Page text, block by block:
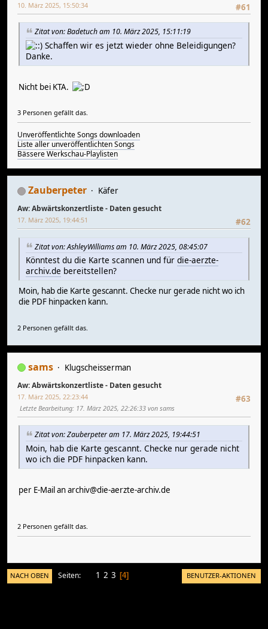
#61
10. März 2025, 15:50:34
Zitat von: Badetuch am 10. März 2025, 15:11:19
Schaffen wir es jetzt wieder ohne Beleidigungen?
Danke.
Nicht bei KTA.
3 Personen gefällt das.
Unveröffentlichte Songs downloaden
Liste aller unveröffentlichten Songs
Bässere Werkschau-Playlisten
Zauberpeter Käfer
Aw: Abwärtskonzertliste - Daten gesucht
#62
17. März 2025, 19:44:51
Zitat von: AshleyWilliams am 10. März 2025, 08:45:07
Könntest du die Karte scannen und für die-aerzte-
archiv.de bereitstellen?
Moin, hab die Karte gescannt. Checke nur gerade nicht wo ich
die PDF hinpacken kann.
2 Personen gefällt das.
sams Klugscheisserman
Aw: Abwärtskonzertliste - Daten gesucht
#63
17. März 2025, 22:23:44
Letzte Bearbeitung: 17. März 2025, 22:26:33 von sams
Zitat von: Zauberpeter am 17. März 2025, 19:44:51
Moin, hab die Karte gescannt. Checke nur gerade nicht
wo ich die PDF hinpacken kann.
per E-Mail anarchiv@die-aerzte-archiv.de
2 Personen gefällt das.
NACH OBEN Seiten 1 2 3 4 BENUTZER-AKTIONEN